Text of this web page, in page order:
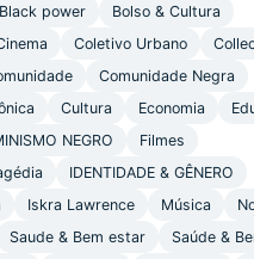
Black power
Bolso & Cultura
Coletivo Urbano
Comunidade Negra
Cultura Economia
NEGRO
Filmes
IDENTIDADE & GÊNERO
Iskra Lawrence Música
Saude & Bem estar
Saúde &